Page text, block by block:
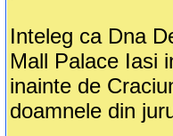
Inteleg ca Dna
Mall Palace Iasi
inainte de
doamnele din